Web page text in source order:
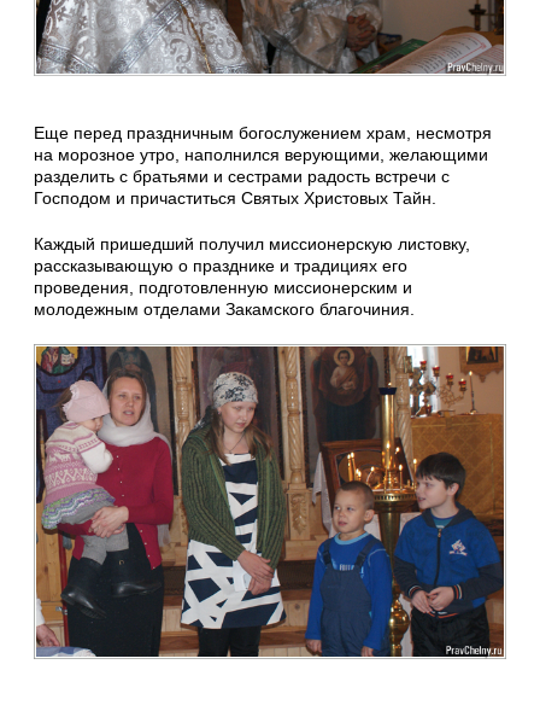
Еще перед праздничным богослужением храм, несмотря
на морозное утро, наполнился верующими, желающими
разделить с братьями и сестрами радость встречи с
Господом и причаститься Святых Христовых Тайн.
Каждый пришедший получил миссионерскую листовку,
рассказывающую о празднике и традициях его
проведения, подготовленную миссионерским и
молодежным отделами Закамского благочиния.